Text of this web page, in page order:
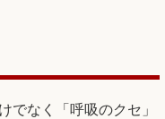
でなく「呼吸のクセ」